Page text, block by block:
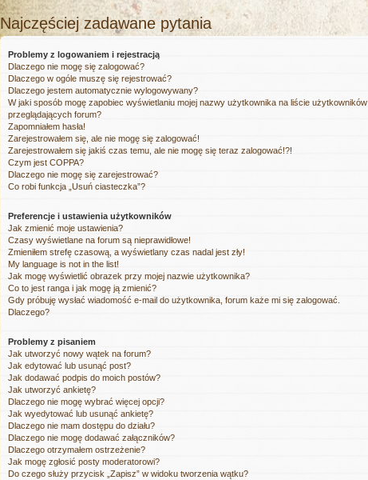
Najczęściej zadawane pytania
Problemy z logowaniem i rejestracją
Dlaczego nie mogę się zalogować?
Dlaczego w ogóle muszę się rejestrować?
Dlaczego jestem automatycznie wylogowywany?
W jaki sposób mogę zapobiec wyświetlaniu mojej nazwy użytkownika na liście użytkowników
przeglądających forum?
Zapomniałem hasła!
Zarejestrowałem się, ale nie mogę się zalogować!
Zarejestrowałem się jakiś czas temu, ale nie mogę się teraz zalogować!?!
Czym jest COPPA?
Dlaczego nie mogę się zarejestrować?
Co robi funkcja „Usuń ciasteczka”?
Preferencje i ustawienia użytkowników
Jak zmienić moje ustawienia?
Czasy wyświetlane na forum są nieprawidłowe!
Zmieniłem strefę czasową, a wyświetlany czas nadal jest zły!
My language is not in the list!
Jak mogę wyświetlić obrazek przy mojej nazwie użytkownika?
Co to jest ranga i jak mogę ją zmienić?
Gdy próbuję wysłać wiadomość e-mail do użytkownika, forum każe mi się zalogować.
Dlaczego?
Problemy z pisaniem
Jak utworzyć nowy wątek na forum?
Jak edytować lub usunąć post?
Jak dodawać podpis do moich postów?
Jak utworzyć ankietę?
Dlaczego nie mogę wybrać więcej opcji?
Jak wyedytować lub usunąć ankietę?
Dlaczego nie mam dostępu do działu?
Dlaczego nie mogę dodawać załączników?
Dlaczego otrzymałem ostrzeżenie?
Jak mogę zgłosić posty moderatorowi?
Do czego służy przycisk „Zapisz” w widoku tworzenia wątku?